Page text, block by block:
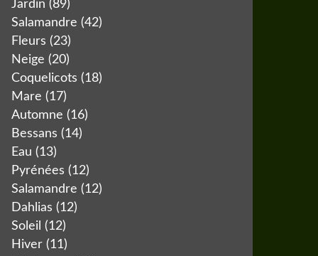
Jardin (89)
Salamandre (42)
Fleurs (23)
Neige (20)
Coquelicots (18)
Mare (17)
Automne (16)
Bessans (14)
Eau (13)
Pyrénées (12)
Salamandre (12)
Dahlias (12)
Soleil (12)
Hiver (11)